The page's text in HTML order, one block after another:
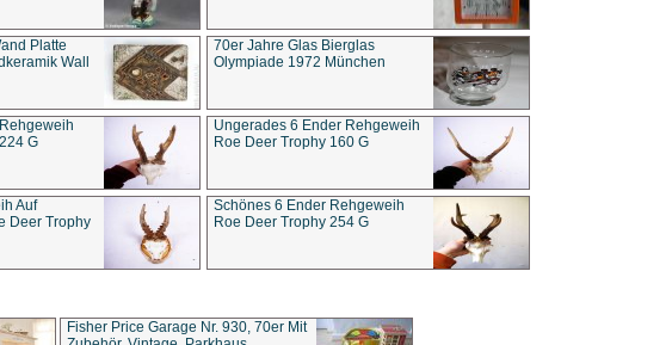
Platte
Wall
70er Jahre Glas Bierglas
Olympiade 1972 München
G
Ungerades 6 Ender Rehgeweih
Roe Deer Trophy 160 G
Auf
Deer Trophy
Schönes 6 Ender Rehgeweih
Roe Deer Trophy 254 G
Fisher Price Garage Nr. 930, 70er Mit